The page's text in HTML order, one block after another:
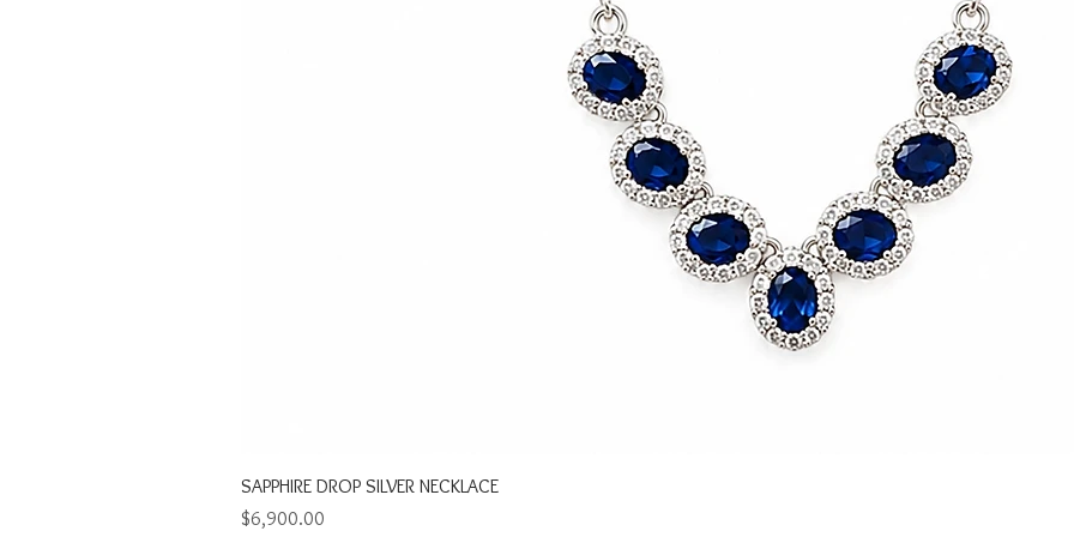
SAPPHIRE DROP SILVER NECKLACE
Precio
$6,900.00